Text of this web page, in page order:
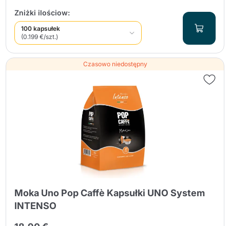
Zniżki ilościow:
100 kapsułek
(0.199 €/szt.)
Czasowo niedostępny
Moka Uno Pop Caffè Kapsułki UNO System
INTENSO